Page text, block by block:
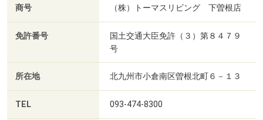
商号 （株）トーマスリビング 下曽根店
免許番号
国土交通大臣免許（３）第８４７９
号
所在地 北九州市小倉南区曽根北町６－１３
TEL 093-474-8300